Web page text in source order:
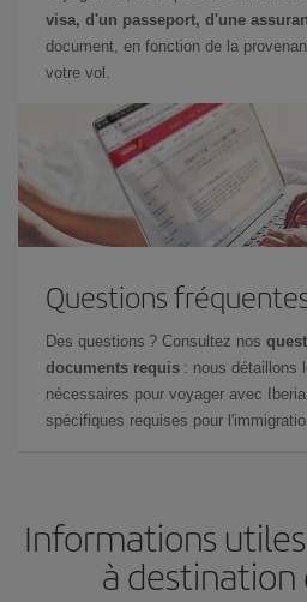
visa, d'un passeport, d'une
document, en fonction de la
votre vol.
Questions
Des questions ? Consultez nos
documents requis : nous détaillons
nécessaires pour voyager avec
spécifiques requises pour
Informations
à destination